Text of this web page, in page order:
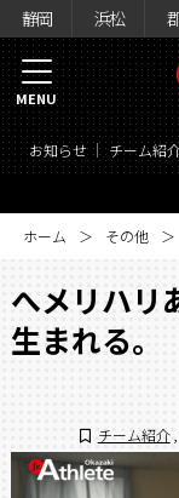
静岡 浜松
お知らせ チーム紹
MENU
ホーム その他
へメリハリ
生まれる。
チーム紹介